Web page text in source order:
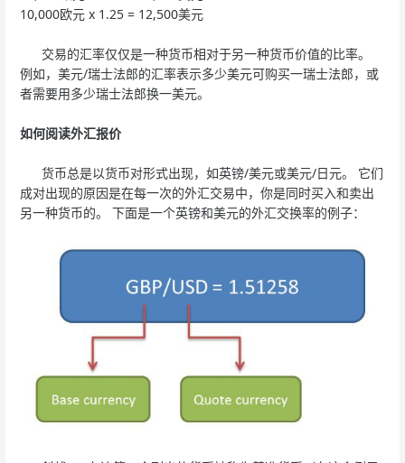
10,000欧元 x 1.25 = 12,500美元
交易的汇率仅仅是一种货币相对于另一种货币价值的比率。
例如，美元/瑞士法郎的汇率表示多少美元可购买一瑞士法郎，或
者需要用多少瑞士法郎换一美元。
如何阅读外汇报价
货币总是以货币对形式出现，如英镑/美元或美元/日元。 它们
成对出现的原因是在每一次的外汇交易中，你是同时买入和卖出
另一种货币的。 下面是一个英镑和美元的外汇交换率的例子：